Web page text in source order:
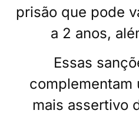
prisão que pode
a 2 anos,
Essas
complementam
mais assertivo